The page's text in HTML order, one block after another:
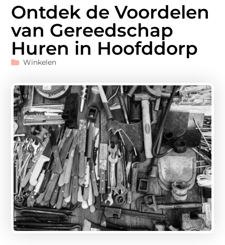
Ontdek de Voordelen
van Gereedschap
Huren in Hoofddorp
Winkelen